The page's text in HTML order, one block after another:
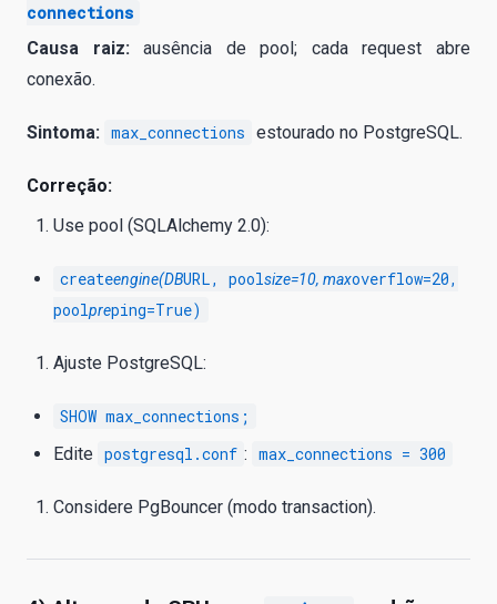
connections
Causa raiz:ausência de pool; cada request abre
conexão.
Sintoma: max_connections estourado no PostgreSQL.
Correção:
Use pool (SQLAlchemy 2.0):
createengine(DBURL, poolsize=10, maxoverflow=20,
poolpreping=True)
Ajuste PostgreSQL:
SHOW max_connections;
Edite postgresql.conf : max_connections = 300
Considere PgBouncer (modo transaction).